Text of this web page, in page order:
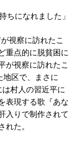
ちになれました」
視察に訪れたこ
重点的に脱貧困に
が視察に訪れたこ
地区で、まさに
は村人の習近平に
表現する歌『あな
入りで制作されて
れた。